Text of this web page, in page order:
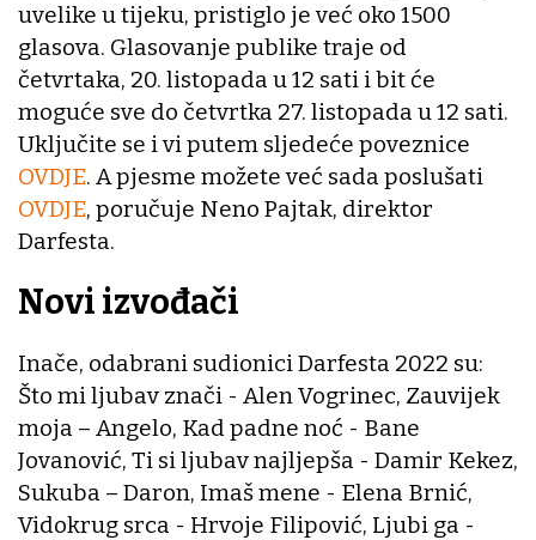
uvelike u tijeku, pristiglo je već oko 1500
glasova. Glasovanje publike traje od
četvrtaka, 20. listopada u 12 sati i bit će
moguće sve do četvrtka 27. listopada u 12 sati.
Uključite se i vi putem sljedeće poveznice
OVDJE. A pjesme možete već sada poslušati
OVDJE, poručuje Neno Pajtak, direktor
Darfesta.
Novi izvođači
Inače, odabrani sudionici Darfesta 2022 su:
Što mi ljubav znači - Alen Vogrinec, Zauvijek
moja – Angelo, Kad padne noć - Bane
Jovanović, Ti si ljubav najljepša - Damir Kekez,
Sukuba – Daron, Imaš mene - Elena Brnić,
Vidokrug srca - Hrvoje Filipović, Ljubi ga -